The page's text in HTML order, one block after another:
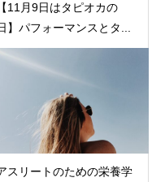
【11月9日はタピオカの
】パフォーマンスとタ...
スリートのための栄養学